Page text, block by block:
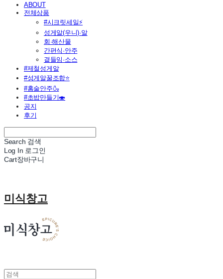
ABOUT
전체상품
#시크릿세일⚡
성게알(우니)·알
회·해산물
간편식·안주
곁들임·소스
#제철성게알
#성게알꿀조합⭐
#홈술안주🍶
#초밥만들기🍣
공지
후기
Search 검색
Log In 로그인
Cart장바구니
미식창고